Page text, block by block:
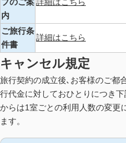
内
ご旅行条
件書
詳細はこちら
キャンセル規定
旅行契約の成立後､お客様のご都
行代金に対しておひとりにつき
からは1室ごとの利用人数の変更
ます。